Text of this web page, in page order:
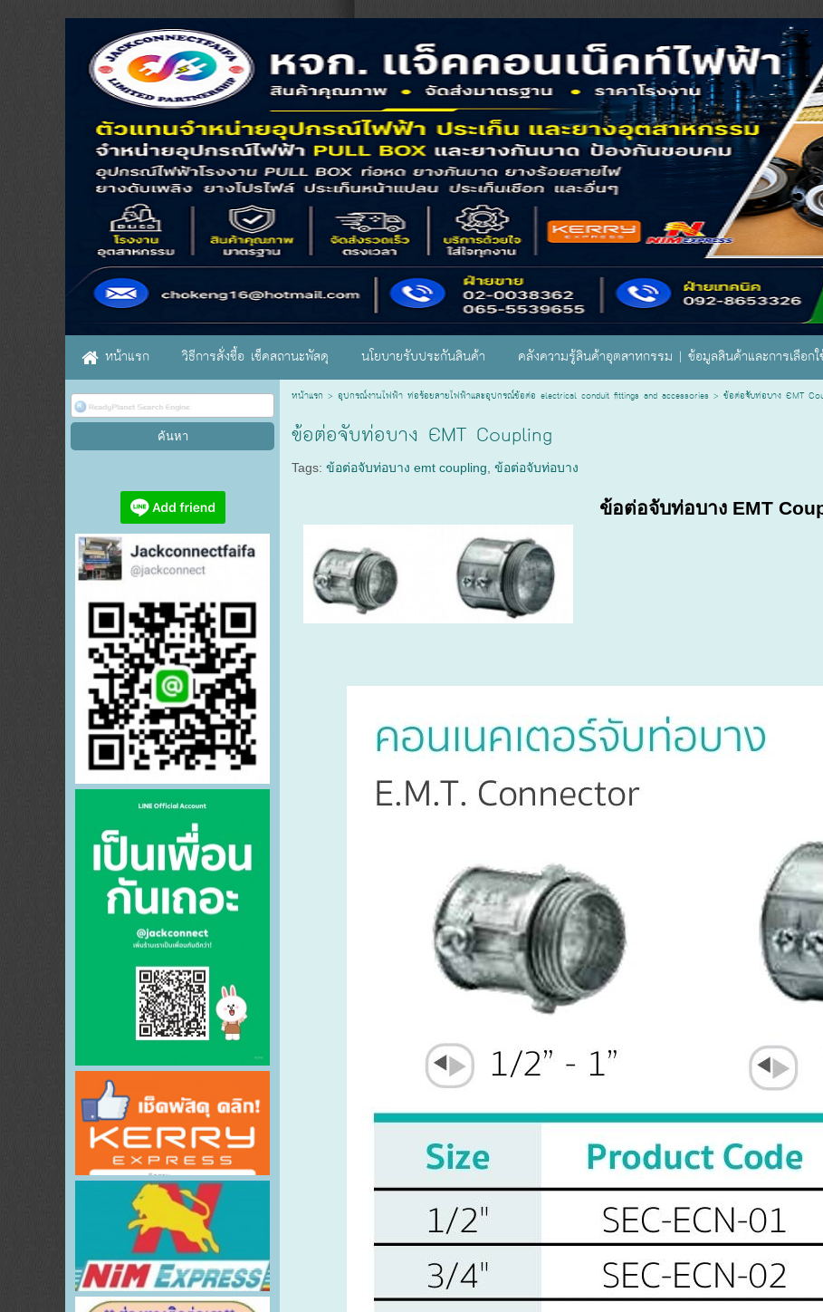
หน้าแรก วิธีการสั่งซื้อ เช็คสถานะพัสดุ นโยบายรับประกันสินค้า คลังความรู้สินค้าอุตสาหกรรม | ข้อมูลสินค้าและการเลือกใ
หน้าแรก > อุปกรณ์งานไฟฟ้า ท่อร้อยสายไฟฟ้าและอุปกรณ์ข้อต่อ electrical conduit fittings and accessories> ข้อต่อจับท่อบาง EMT
ข้อต่อจับท่อบาง EMT Coupling
Tags:ข้อต่อจับท่อบาง emt coupling ,ข้อต่อจับท่อบาง
ข้อต่อจับท่อบาง EMT